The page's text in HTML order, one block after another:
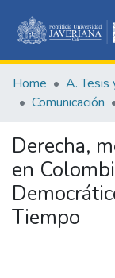
Home A. Tesis
Comunicación
Derecha,
en
Tiempo